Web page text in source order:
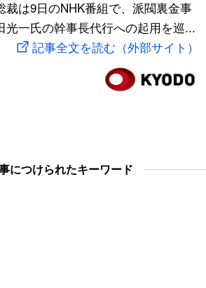
裁は9日のNHK番組で、派閥裏金事
光一氏の幹事長代行への起用を巡...
記事全文を読む（外部サイト）
につけられたキーワード